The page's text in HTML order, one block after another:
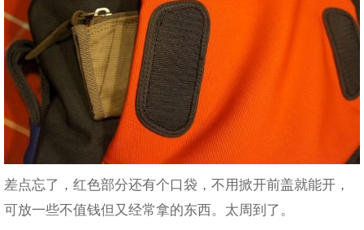
差点忘了，红色部分还有个口袋，不用掀开前盖就能开，
可放一些不值钱但又经常拿的东西。太周到了。